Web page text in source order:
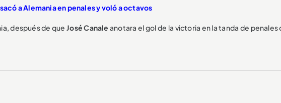
a Alemania en penales y voló a octavos
después de queJosé Canale anotara el gol de la victoria en la tanda de penales